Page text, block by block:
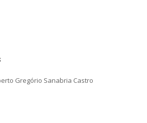
Gregório Sanabria Castro